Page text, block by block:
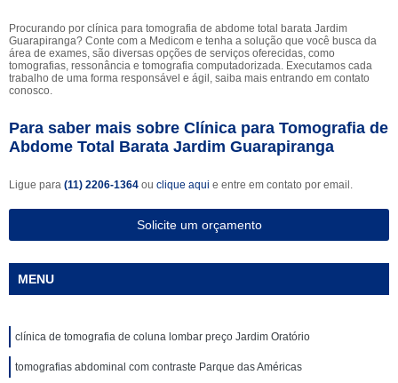
Procurando por clínica para tomografia de abdome total barata Jardim
Guarapiranga? Conte com a Medicom e tenha a solução que você busca da
área de exames, são diversas opções de serviços oferecidas, como
tomografias, ressonância e tomografia computadorizada. Executamos cada
trabalho de uma forma responsável e ágil, saiba mais entrando em contato
conosco.
Para saber mais sobre Clínica para Tomografia de
Abdome Total Barata Jardim Guarapiranga
Ligue para (11) 2206-1364 ou clique aqui e entre em contato por email.
Solicite um orçamento
MENU
clínica de tomografia de coluna lombar preço Jardim Oratório
tomografias abdominal com contraste Parque das Américas